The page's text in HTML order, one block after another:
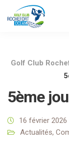
Golf Club
5ème
16 février 2026
Actualités,